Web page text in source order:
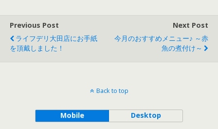
Previous Post
ライフデリ大田店にお手紙
を頂戴しました！
Next Post
今月のおすすめメニュー♪ ～赤
魚の煮付け～
Back to top
Mobile Desktop